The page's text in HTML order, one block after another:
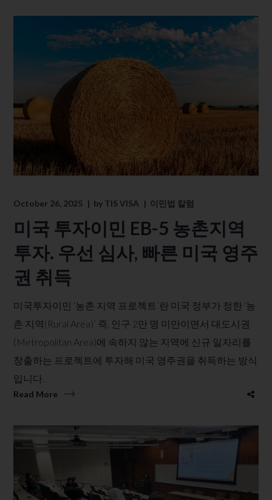
October 26, 2025 by TIS VISA 이민법 칼럼
미국 투자이민 EB-5 농촌지역
투자. 우선 심사, 빠른 미국 영주
권 취득
미국투자이민 ‘농촌 지역 프로젝트’란 미국 정부가 정한 ‘농
촌 지역(Rural Area)’ 즉, 인구 2만 명 미만이면서 대도시권
(Metropolitan Area)에 속하지 않는 지역에 신규 일자리를
창출하는 프로젝트에 투자해 미국 영주권을 취득하는 방식
입니다.
Read More